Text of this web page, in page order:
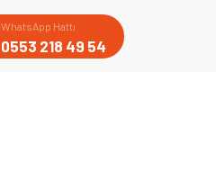
WhatsApp Hattı
0553 218 49 54